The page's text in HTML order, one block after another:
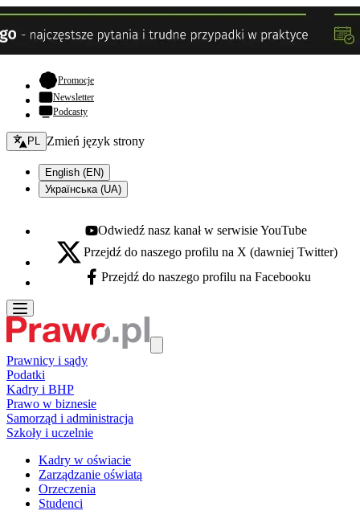
Promocje- otwiera się w nowej karcie
Newsletter
Podcasty
Zmień język - bieżący:
PL Zmień język strony
English (EN)
Українська (UA)
Youtube - otwiera się w nowej karcie
Odwiedź nasz kanał w serwisie YouTube
X - otwiera się w nowej karcie
Przejdź do naszego profilu na X (dawniej Twitter)
Facebook - otwiera się w nowej karcie
Przejdź do naszego profilu na Facebooku
Prawnicy i sądy
Podatki
Kadry i BHP
Prawo w biznesie
Samorząd i administracja
Szkoły i uczelnie
Kadry w oświacie
Zarządzanie oświatą
Orzeczenia
Studenci